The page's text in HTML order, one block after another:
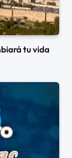
tu vida